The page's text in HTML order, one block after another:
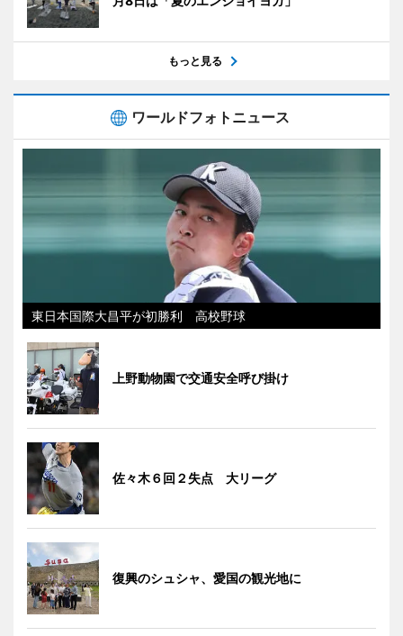
もっと見る
ワールドフォトニュース
東日本国際大昌平が初勝利 高校野球
上野動物園で交通安全呼び掛け
佐々木６回２失点 大リーグ
復興のシュシャ、愛国の観光地に